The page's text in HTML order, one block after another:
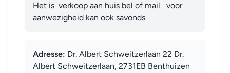
Het is  verkoop aan huis bel of mail   voor
aanwezigheid kan ook savonds
Adresse: Dr. Albert Schweitzerlaan 22 Dr.
Albert Schweitzerlaan, 2731EB Benthuizen